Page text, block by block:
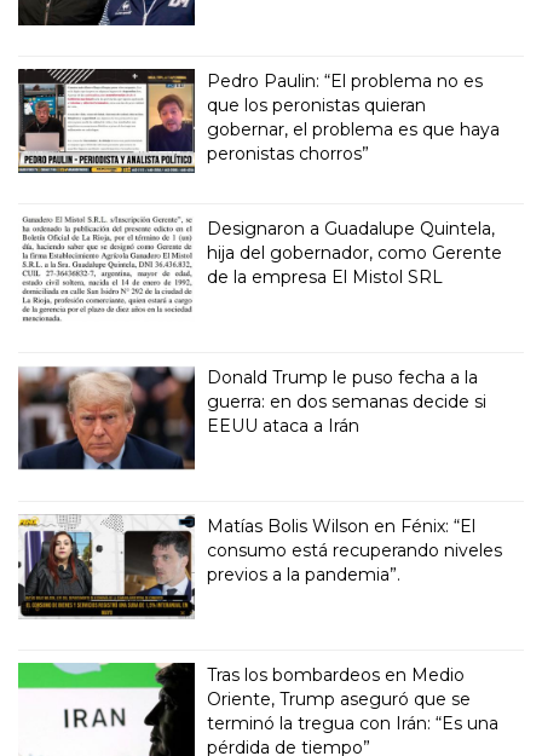
Pedro Paulin: “El problema no es
que los peronistas quieran
gobernar, el problema es que haya
peronistas chorros”
Designaron a Guadalupe Quintela,
hija del gobernador, como Gerente
de la empresa El Mistol SRL
Donald Trump le puso fecha a la
guerra: en dos semanas decide si
EEUU ataca a Irán
Matías Bolis Wilson en Fénix: “El
consumo está recuperando niveles
previos a la pandemia”.
Tras los bombardeos en Medio
Oriente, Trump aseguró que se
terminó la tregua con Irán: “Es una
pérdida de tiempo”